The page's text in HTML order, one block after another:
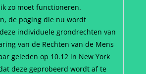
zo moet functioneren.
de poging die nu wordt
individuele grondrechten van
van de Rechten van de Mens
geleden op 10.12 in New York
deze geprobeerd wordt af te